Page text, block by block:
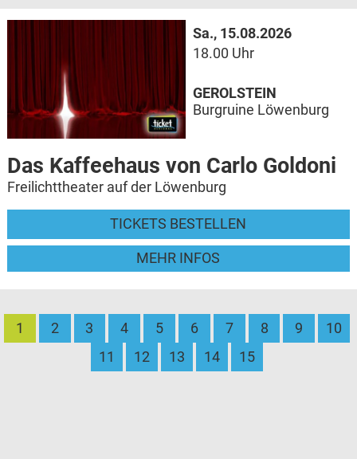
Sa., 15.08.2026
18.00 Uhr
Das Kaffeehaus von Carlo Goldoni
Freilichttheater auf der Löwenburg
TICKETS BESTELLEN
MEHR INFOS
GEROLSTEIN
Burgruine Löwenburg
1 2 3 4 5 6 7 8 9
10
11
12 13 14 15